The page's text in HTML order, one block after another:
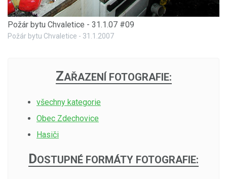
Požár bytu Chvaletice - 31.1.07 #09
Požár bytu Chvaletice - 31.1.2007
ZAŘAZENÍ FOTOGRAFIE:
všechny kategorie
Obec Zdechovice
Hasiči
DOSTUPNÉ FORMÁTY FOTOGRAFIE: